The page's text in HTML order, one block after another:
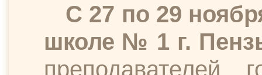
С 27 по 29
школе № 1 г.
преподавателей